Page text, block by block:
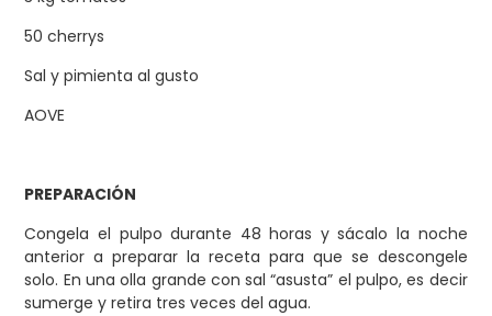
50 cherrys
Sal y pimienta al gusto
AOVE
PREPARACIÓN
Congela el pulpo durante 48 horas y sácalo la noche
anterior a preparar la receta para que se descongele
solo. En una olla grande con sal “asusta” el pulpo, es decir
sumerge y retira tres veces del agua.